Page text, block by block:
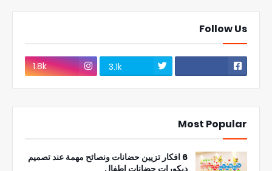
Follow Us
3.1k
1.8k
Most Popular
6 افكار تزيين حضانات ونصائح مهمة عند تصميم